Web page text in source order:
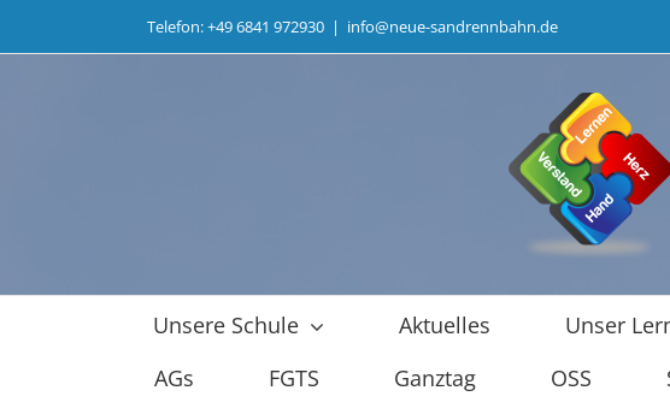
Telefon: +49 6841 972930 | info@neue-sandrennbahn.de
Unsere Schule Aktuelles Unser
AGs
FGTS Ganztag OSS